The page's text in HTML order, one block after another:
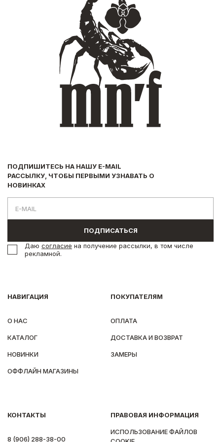
НАВИГАЦИЯ
О НАС
КАТАЛОГ
НОВИНКИ
ОФФЛАЙН МАГАЗИНЫ
ПОКУПАТЕЛЯМ
ОПЛАТА
ДОСТАВКА И ВОЗВРАТ
ЗАМЕРЫ
КОНТАКТЫ
8 (906) 288-38-00
ПРАВОВАЯ ИНФОРМАЦИЯ
ИСПОЛЬЗОВАНИЕ ФАЙЛОВ
ПОДПИШИТЕСЬ НА НАШУ E-MAIL
РАССЫЛКУ, ЧТОБЫ ПЕРВЫМИ УЗНАВАТЬ О
НОВИНКАХ
ПОДПИСАТЬСЯ
Даю согласие на получение рассылки, в том числе
рекламной.